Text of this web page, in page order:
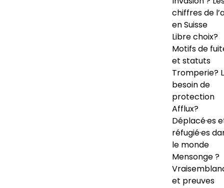
chiffres de
en Suisse
Libre choix?
Motifs de
et statuts
Tromperie?
besoin de
protection
Afflux?
Déplacé·es
réfugié·es
le monde
Mensonge ?
et preuves